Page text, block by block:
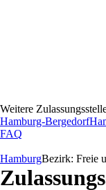
Weitere
Hamburg-Bergedorf
FAQ
HamburgBezirk: Freie